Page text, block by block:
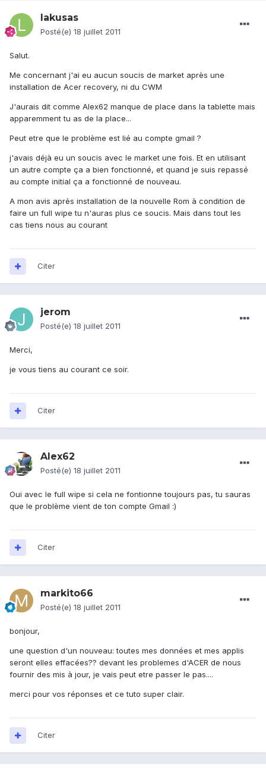
lakusas
Posté(e) 18 juillet 2011
Salut.
Me concernant j'ai eu aucun soucis de market après une
installation de Acer recovery, ni du CWM
J'aurais dit comme Alex62 manque de place dans la tablette mais
apparemment tu as de la place...
Peut etre que le problème est lié au compte gmail ?
j'avais déjà eu un soucis avec le market une fois. Et en utilisant
un autre compte ça a bien fonctionné, et quand je suis repassé
au compte initial ça a fonctionné de nouveau.
A mon avis après installation de la nouvelle Rom à condition de
faire un full wipe tu n'auras plus ce soucis. Mais dans tout les
cas tiens nous au courant
Citer
jerom
Posté(e) 18 juillet 2011
Merci,
je vous tiens au courant ce soir.
Citer
Alex62
Posté(e) 18 juillet 2011
Oui avec le full wipe si cela ne fontionne toujours pas, tu sauras
que le problème vient de ton compte Gmail :)
Citer
markito66
Posté(e) 18 juillet 2011
bonjour,
une question d'un nouveau: toutes mes données et mes applis
seront elles effacées?? devant les problemes d'ACER de nous
fournir des mis à jour, je vais peut etre passer le pas....
merci pour vos réponses et ce tuto super clair.
Citer